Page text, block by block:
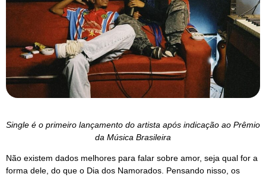
Single é o primeiro lançamento do artista após indicação ao Prêmio
da Música Brasileira
Não existem dados melhores para falar sobre amor, seja qual for a
forma dele, do que o Dia dos Namorados. Pensando nisso, os